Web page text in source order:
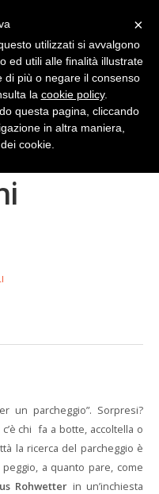
un parcheggio”. Sorpresi?
chi fa a botte, accoltella o
la ricerca del parcheggio è
a quanto pare, come
Rohwetter in un’inchiesta
×
utilizzati si avvalgono
ed utili alle finalità illustrate
di più o negare il consenso
la cookie policy.
questa pagina, cliccando
in altra maniera,
cookie.